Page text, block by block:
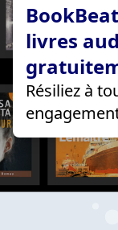
livres
Résiliez à